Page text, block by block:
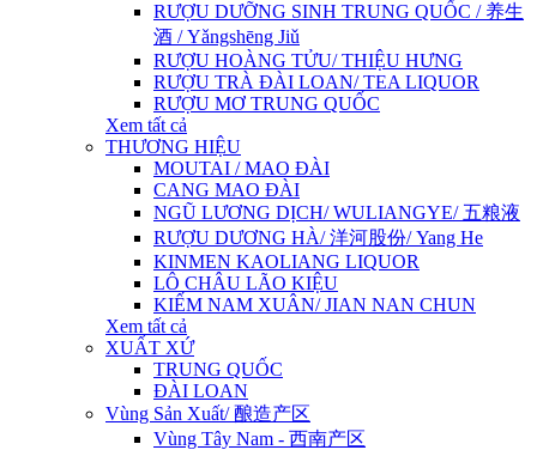
RƯỢU DƯỠNG SINH TRUNG QUỐC / 养生
酒 / Yǎngshēng Jiǔ
RƯỢU HOÀNG TỬU/ THIỆU HƯNG
RƯỢU TRÀ ĐÀI LOAN/ TEA LIQUOR
RƯỢU MƠ TRUNG QUỐC
Xem tất cả
THƯƠNG HIỆU
MOUTAI / MAO ĐÀI
CANG MAO ĐÀI
NGŨ LƯƠNG DỊCH/ WULIANGYE/ 五粮液
RƯỢU DƯƠNG HÀ/ 洋河股份/ Yang He
KINMEN KAOLIANG LIQUOR
LÔ CHÂU LÃO KIỆU
KIẾM NAM XUÂN/ JIAN NAN CHUN
Xem tất cả
XUẤT XỨ
TRUNG QUỐC
ĐÀI LOAN
Vùng Sản Xuất/ 酿造产区
Vùng Tây Nam - 西南产区